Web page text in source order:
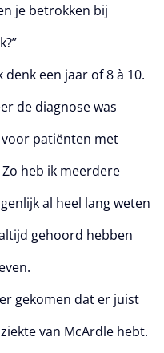
je betrokken bij
een jaar of 8 à 10.
de diagnose was
patiënten met
heb ik meerdere
al heel lang weten
gehoord hebben
gekomen dat er juist
van McArdle hebt.